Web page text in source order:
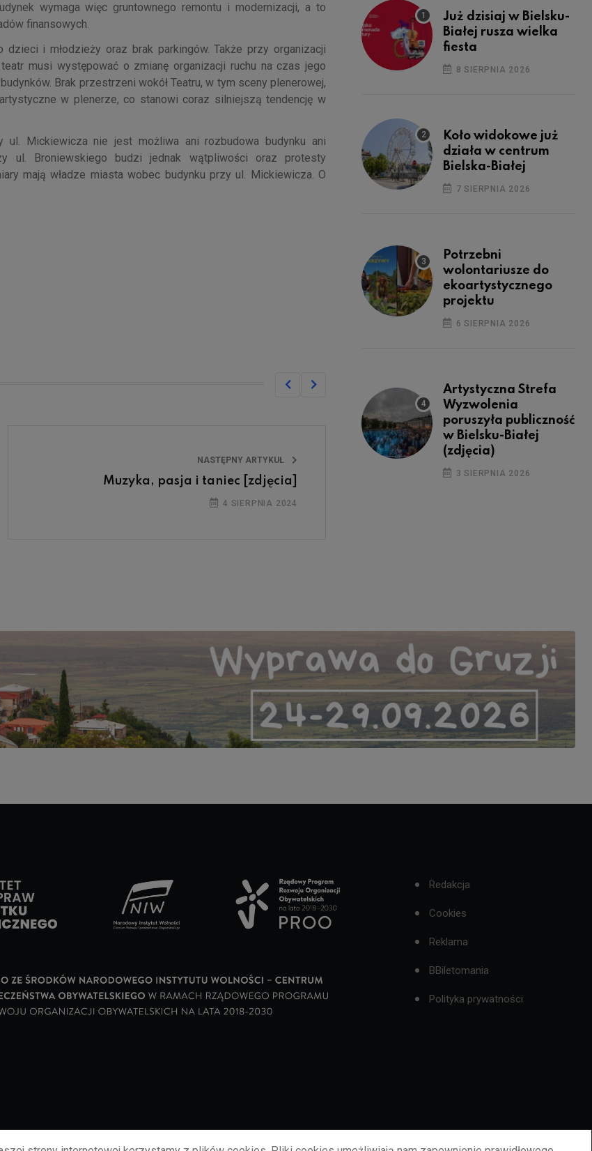
wymaga więc gruntownego remontu i modernizacji, a to
finansowych.
i młodzieży oraz brak parkingów. Także przy organizacji
musi występować o zmianę organizacji ruchu na czas jego
Brak przestrzeni wokół Teatru, w tym sceny plenerowej,
w plenerze, co stanowi coraz silniejszą tendencję w
Mickiewicza nie jest możliwa ani rozbudowa budynku ani
ul. Broniewskiego budzi jednak wątpliwości oraz protesty
mają władze miasta wobec budynku przy ul. Mickiewicza. O
NASTĘPNY ARTYKUŁ
Muzyka, pasja i taniec [zdjęcia]
4 SIERPNIA 2024
Już dzisiaj w Bielsku-
Białej rusza wielka
fiesta
8 SIERPNIA 2026
Koło widokowe już
działa w centrum
Bielska-Białej
7 SIERPNIA 2026
Potrzebni
wolontariusze do
ekoartystycznego
projektu
6 SIERPNIA 2026
Artystyczna Strefa
Wyzwolenia
poruszyła publiczność
w Bielsku-Białej
(zdjęcia)
3 SIERPNIA 2026
Redakcja
Cookies
Reklama
BBiletomania
Polityka prywatności